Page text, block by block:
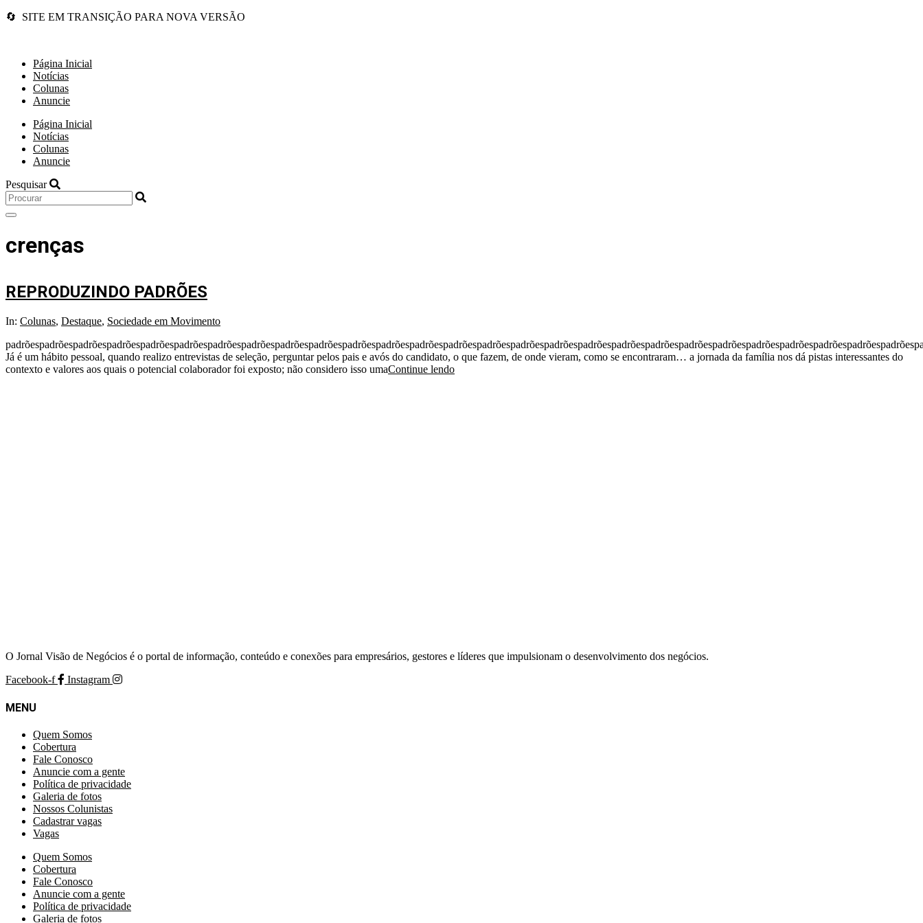
🔄 SITE EM TRANSIÇÃO PARA NOVA VERSÃO
Página Inicial
Notícias
Colunas
Anuncie
Página Inicial
Notícias
Colunas
Anuncie
Pesquisar
crenças
REPRODUZINDO PADRÕES
2024-
13
In: Colunas, Destaque, Sociedade em Movimento
Já é um hábito pessoal, quando realizo entrevistas de seleção, perguntar pelos pais e avós do candidato, o que fazem, de onde vieram, como se encontraram… a jornada da família nos dá pistas interessantes do
contexto e valores aos quais o potencial colaborador foi exposto; não considero isso umaContinue lendo
O Jornal Visão de Negócios é o portal de informação, conteúdo e conexões para empresários, gestores e líderes que impulsionam o desenvolvimento dos negócios.
Facebook-f
Instagram
MENU
Quem Somos
Cobertura
Fale Conosco
Anuncie com a gente
Política de privacidade
Galeria de fotos
Nossos Colunistas
Cadastrar vagas
Vagas
Quem Somos
Cobertura
Fale Conosco
Anuncie com a gente
Política de privacidade
Galeria de fotos